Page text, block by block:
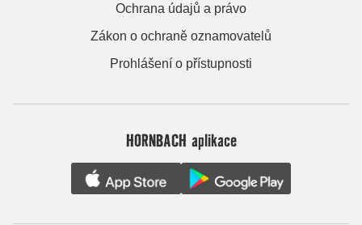
Ochrana údajů a právo
Zákon o ochraně oznamovatelů
Prohlášení o přístupnosti
HORNBACH aplikace